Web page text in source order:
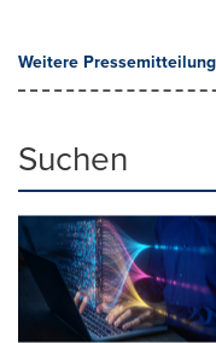
Weitere
Suchen